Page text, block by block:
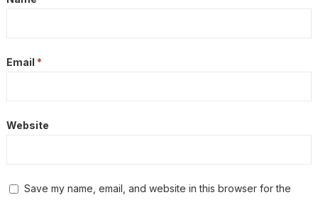
Email *
Website
Save my name, email, and website in this browser for the